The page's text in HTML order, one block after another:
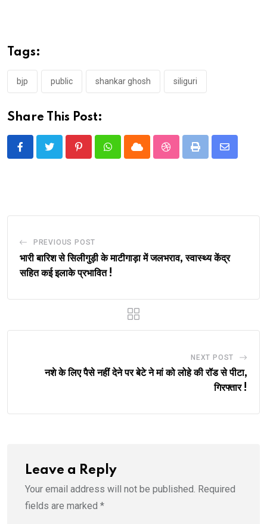
Tags:
bjp public shankar ghosh siliguri
Share This Post:
PinterestWhatsappCloud StumbleUpon
Print
Share
PREVIOUS POST
भारी बारिश से सिलीगुड़ी के माटीगाड़ा में जलभराव, स्वास्थ्य केंद्र
सहित कई इलाके प्रभावित !
NEXT POST
नशे के लिए पैसे नहीं देने पर बेटे ने मां को लोहे की रॉड से पीटा,
गिरफ्तार !
Leave a Reply
Your email address will not be published. Required
fields are marked *